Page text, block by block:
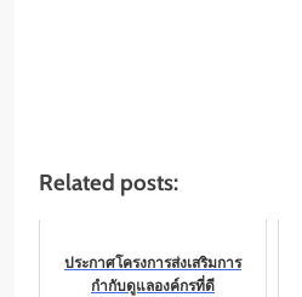
Related posts:
ประกาศโครงการส่งเสริมการ
กำกับดูแลองค์กรที่ดี